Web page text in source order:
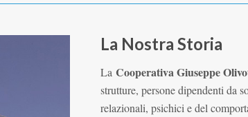
La Nostra Storia
La Cooperativa Giuseppe
strutture, persone dipendenti da
relazionali, psichici e del